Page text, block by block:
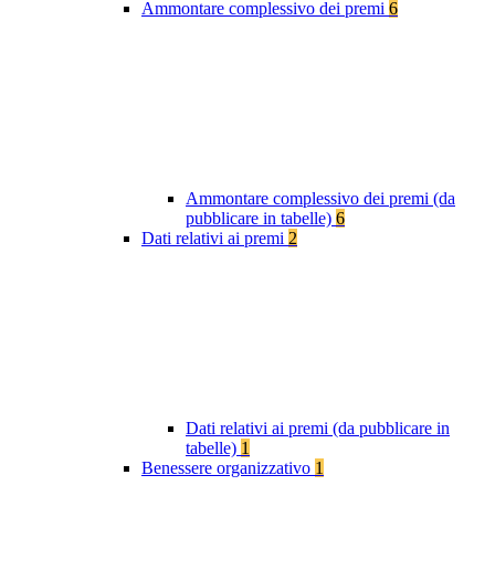
Ammontare complessivo dei premi 6
Ammontare complessivo dei premi (da
pubblicare in tabelle) 6
Dati relativi ai premi 2
Dati relativi ai premi (da pubblicare in
tabelle) 1
Benessere organizzativo 1